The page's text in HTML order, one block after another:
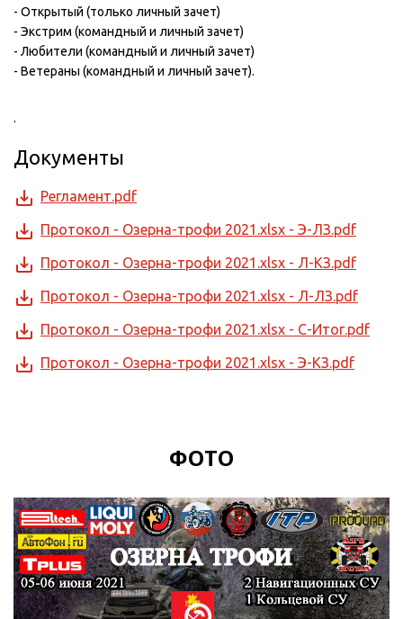
- Открытый (только личный зачет)
- Экстрим (командный и личный зачет)
- Любители (командный и личный зачет)
- Ветераны (командный и личный зачет).
.
Документы
Регламент.pdf
Протокол - Озерна-трофи 2021.xlsx - Э-ЛЗ.pdf
Протокол - Озерна-трофи 2021.xlsx - Л-КЗ.pdf
Протокол - Озерна-трофи 2021.xlsx - Л-ЛЗ.pdf
Протокол - Озерна-трофи 2021.xlsx - С-Итог.pdf
Протокол - Озерна-трофи 2021.xlsx - Э-КЗ.pdf
ФОТО